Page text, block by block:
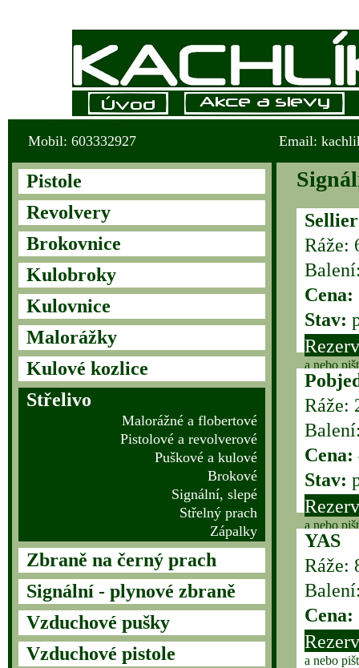
Pistole
Revolvery
Brokovnice
Kulobroky
Kulovnice
Malorážky
Kulové kozlice
Střelivo
Malorážné a flobertové
Pistolové a revolverové
Puškové a kulové
Brokové
Signální, slepé
Střelný prach
Zápalky
Zbraně na černý prach
Signální - plynové zbraně
Vzduchové pušky
Vzduchové pistole
Mobil: 603332927 Email:
Ráže:
Cena:
Stav:
a nebo
Ráže:
Cena:
Stav:
a nebo
YAS
Ráže:
Cena:
a nebo